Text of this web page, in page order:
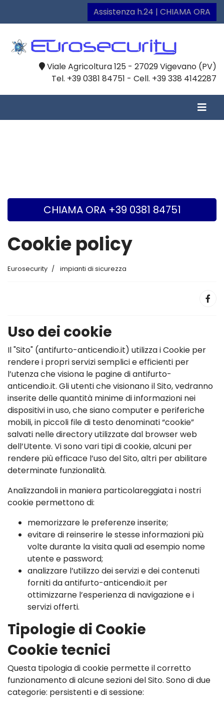
Assistenza h.24 | CHIAMA ORA
Viale Agricoltura 125 - 27029 Vigevano (PV)
Tel. +39 0381 84751 - Cell. +39 338 4142287
CHIAMA ORA +39 0381 84751
Cookie policy
Eurosecurity impianti di sicurezza
Uso dei cookie
Il "Sito" (antifurto-anticendio.it) utilizza i Cookie per
rendere i propri servizi semplici e efficienti per
l’utenza che visiona le pagine di antifurto-
anticendio.it. Gli utenti che visionano il Sito, vedranno
inserite delle quantità minime di informazioni nei
dispositivi in uso, che siano computer e periferiche
mobili, in piccoli file di testo denominati “cookie”
salvati nelle directory utilizzate dal browser web
dell’Utente. Vi sono vari tipi di cookie, alcuni per
rendere più efficace l’uso del Sito, altri per abilitare
determinate funzionalità.
Analizzandoli in maniera particolareggiata i nostri
cookie permettono di:
memorizzare le preferenze inserite;
evitare di reinserire le stesse informazioni più
volte durante la visita quali ad esempio nome
utente e password;
analizzare l’utilizzo dei servizi e dei contenuti
forniti da antifurto-anticendio.it per
ottimizzarne l’esperienza di navigazione e i
servizi offerti.
Tipologie di Cookie
Cookie tecnici
Questa tipologia di cookie permette il corretto
funzionamento di alcune sezioni del Sito. Sono di due
categorie: persistenti e di sessione: